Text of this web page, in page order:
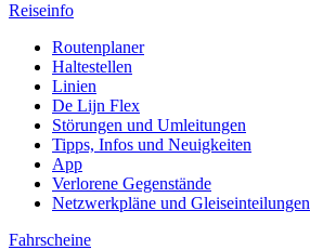
Reiseinfo
Routenplaner
Haltestellen
Linien
De Lijn Flex
Störungen und Umleitungen
Tipps, Infos und Neuigkeiten
App
Verlorene Gegenstände
Netzwerkpläne und Gleiseinteilungen
Fahrscheine